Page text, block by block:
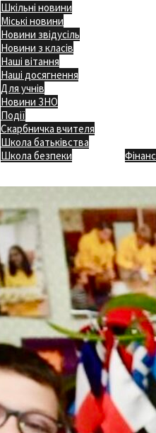
Шкільні новини
Міські новини
Новини звідусіль
Новини з класів
Наші вітання
Наші досягнення
Для учнів
Новини ЗНО
Події
Скарбничка вчителя
Школа батьківства
Школа безпеки